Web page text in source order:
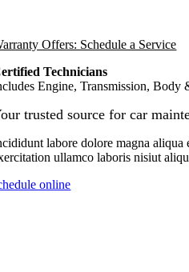
Offers: Schedule a Service
Technicians
Engine, Transmission, Body
trusted source for car
labore dolore magna
ullamco laboris nisiut
online